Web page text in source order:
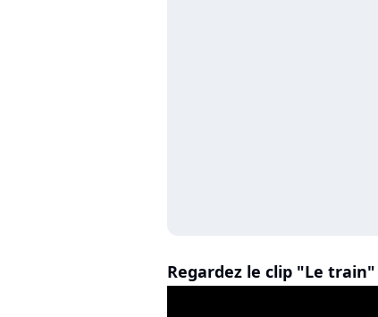
Regardez le clip "Le